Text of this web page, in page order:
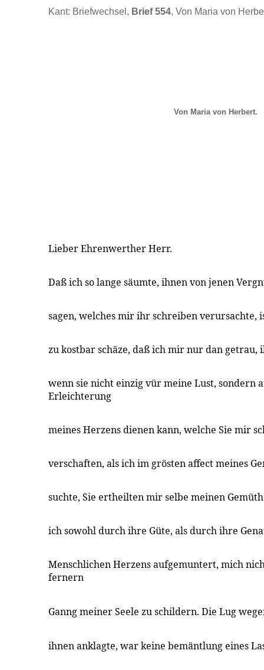
Kant: Briefwechsel, Brief 554, Von Maria von
Von Maria von Herbert.
Lieber Ehrenwerther Herr.
Daß ich so lange säumte, ihnen von jenen
sagen, welches mir ihr schreiben verursachte,
zu kostbar schäze, daß ich mir nur dan getrau,
wenn sie nicht einzig vür meine Lust, sondern
Erleichterung
meines Herzens dienen kann, welche Sie mir
verschaften, als ich im grösten affect meines
suchte, Sie ertheilten mir selbe meinen Gemüth
ich sowohl durch ihre Güte, als durch ihre
Menschlichen Herzens aufgemuntert, mich
fernern
Ganng meiner Seele zu schildern. Die Lug
ihnen anklagte, war keine bemäntlung eines